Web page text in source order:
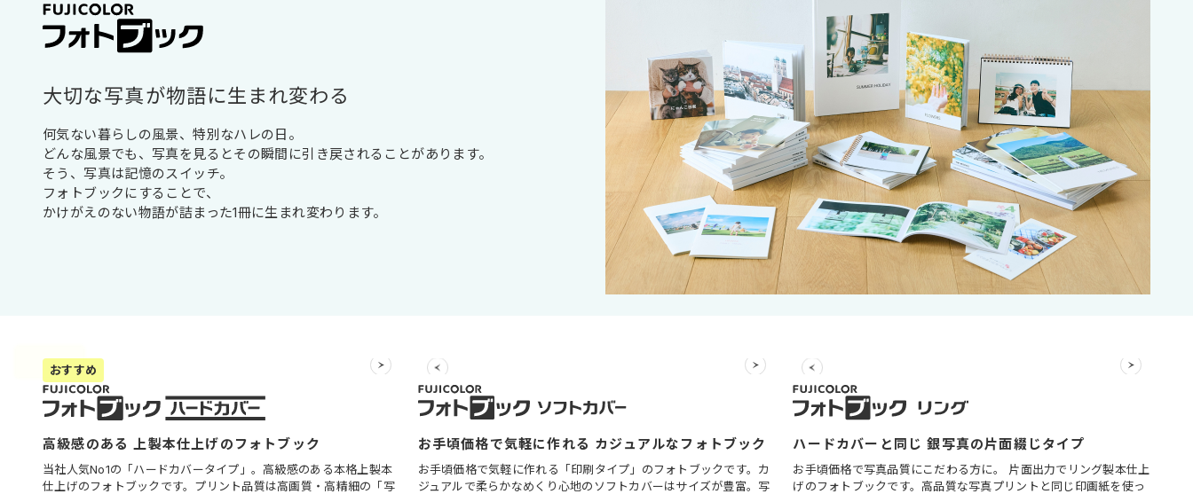
大切な写真が物語に生まれ変わる
何気ない暮らしの風景、特別なハレの日。
どんな風景でも、写真を見るとその瞬間に引き戻されることがあります。
そう、写真は記憶のスイッチ。
フォトブックにすることで、
かけがえのない物語が詰まった1冊に生まれ変わります。
おすすめ
高級感のある 上製本仕上げのフォトブック
当社人気No1の「ハードカバータイプ」。高級感のある本格上製本
仕上げのフォトブックです。プリント品質は高画質・高精細の「写
お手頃価格で気軽に作れる カジュアルなフォトブック
お手頃価格で気軽に作れる「印刷タイプ」のフォトブックです。カ
ジュアルで柔らかなめくり心地のソフトカバーはサイズが豊富。写
ハードカバーと同じ 銀写真の片面綴じタイプ
お手頃価格で写真品質にこだわる方に。 片面出力でリング製本仕上
げのフォトブックです。高品質な写真プリントと同じ印画紙を使っ